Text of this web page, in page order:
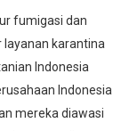
fumigasi dan
karantina
Indonesia
Indonesia
mereka diawasi